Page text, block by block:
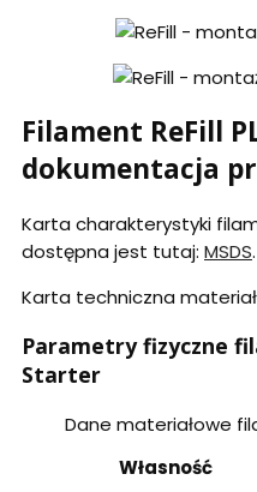
Filament ReFill
dokumentacja
Karta charakterystyki
dostępna jest tutaj: MSDS.
Karta techniczna
Parametry fizyczne
Starter
Dane materiałowe
Własność